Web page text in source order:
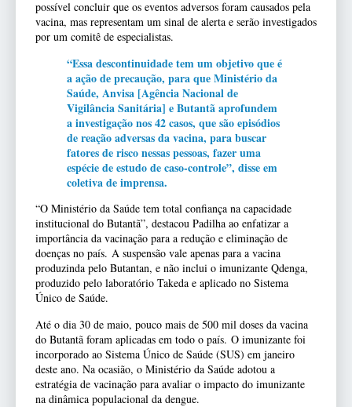
possível concluir que os eventos adversos foram causados pela
vacina, mas representam um sinal de alerta e serão investigados
por um comitê de especialistas.
“Essa descontinuidade tem um objetivo que é
a ação de precaução, para que Ministério da
Saúde, Anvisa [Agência Nacional de
Vigilância Sanitária] e Butantã aprofundem
a investigação nos 42 casos, que são episódios
de reação adversas da vacina, para buscar
fatores de risco nessas pessoas, fazer uma
espécie de estudo de caso-controle”, disse em
coletiva de imprensa.
“O Ministério da Saúde tem total confiança na capacidade
institucional do Butantã”, destacou Padilha ao enfatizar a
importância da vacinação para a redução e eliminação de
doenças no país. A suspensão vale apenas para a vacina
produzinda pelo Butantan, e não inclui o imunizante Qdenga,
produzido pelo laboratório Takeda e aplicado no Sistema
Único de Saúde.
Até o dia 30 de maio, pouco mais de 500 mil doses da vacina
do Butantã foram aplicadas em todo o país. O imunizante foi
incorporado ao Sistema Único de Saúde (SUS) em janeiro
deste ano. Na ocasião, o Ministério da Saúde adotou a
estratégia de vacinação para avaliar o impacto do imunizante
na dinâmica populacional da dengue.